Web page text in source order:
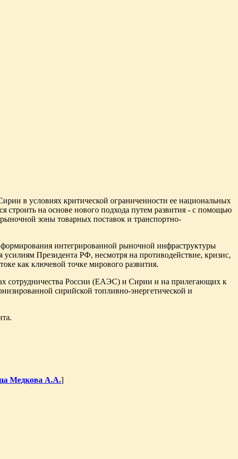
в условиях критической ограниченности ее национальных
строить на основе нового подхода путем развития - с помощью
зоны товарных поставок и транспортно-
интегрированной рыночной инфраструктуры
усилиям Президента РФ, несмотря на противодействие, кризис,
как ключевой точке мирового развития.
сотрудничества России (ЕАЭС) и Сирии и на прилегающих к
сирийской топливно-энергетической и
Медкова А.А.]